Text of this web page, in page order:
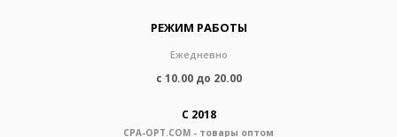
РЕЖИМ РАБОТЫ
Ежедневно
с 10.00 до 20.00
С 2018
CPA-OPT.COM - товары оптом